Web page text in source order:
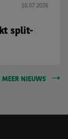
16.07.2026
split-
MEER NIEUWS